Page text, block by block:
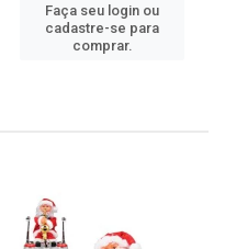
Faça seu login ou
cadastre-se para
comprar.